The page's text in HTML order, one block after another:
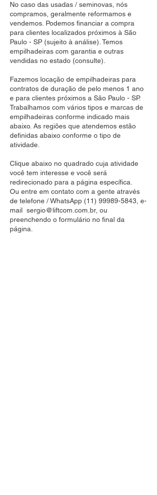
No caso das usadas / seminovas, nós
compramos, geralmente reformamos e
vendemos. Podemos financiar a compra
para clientes localizados próximos à São
Paulo - SP (sujeito à análise). Temos
empilhadeiras com garantia e outras
vendidas no estado (consulte).
Fazemos locação de empilhadeiras para
contratos de duração de pelo menos 1 ano
e para clientes próximos a São Paulo - SP.
Trabalhamos com vários tipos e marcas de
empilhadeiras conforme indicado mais
abaixo. As regiões que atendemos estão
definidas abaixo conforme o tipo de
atividade.
Clique abaixo no quadrado cuja atividade
você tem interesse e você será
redirecionado para a página específica.
Ou entre em contato com a gente através
de telefone / WhatsApp (11) 99989-5843 , e-
mail sergio@liftcom.com.br, ou
preenchendo o formulário no final da
página.